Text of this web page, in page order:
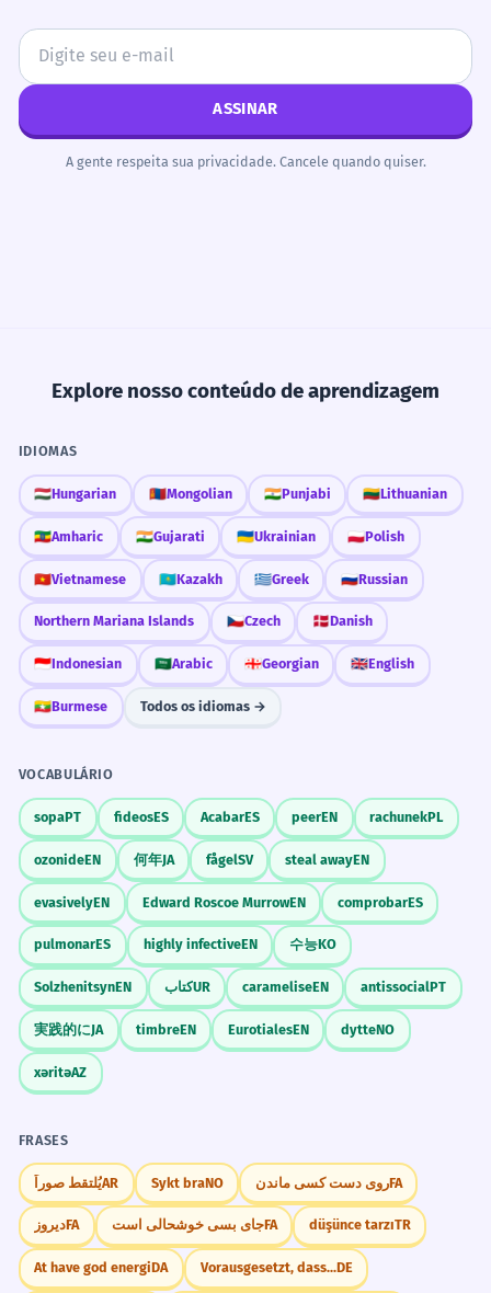
Endereço de e-mail
ASSINAR
A gente respeita sua privacidade. Cancele quando quiser.
Explore nosso conteúdo de aprendizagem
IDIOMAS
🇭🇺Hungarian 🇲🇳Mongolian 🇮🇳Punjabi 🇱🇹Lithuanian
🇪🇹Amharic 🇮🇳Gujarati 🇺🇦Ukrainian 🇵🇱Polish
🇻🇳Vietnamese 🇰🇿Kazakh 🇬🇷Greek 🇷🇺Russian
Northern Mariana Islands 🇨🇿Czech 🇩🇰Danish
🇮🇩Indonesian 🇸🇦Arabic 🇬🇪Georgian 🇬🇧English
🇲🇲Burmese Todos os idiomas →
VOCABULÁRIO
sopaPT fideosES AcabarES peerEN rachunekPL
ozonideEN 何年JA fågelSV steal awayEN
evasivelyEN Edward Roscoe MurrowEN comprobarES
pulmonarES highly infectiveEN 수능KO
SolzhenitsynEN کتابUR carameliseEN antissocialPT
実践的にJA timbreEN EurotialesEN dytteNO
xəritəAZ
FRASES
يُلتقط صوراًAR Sykt braNO روی دست کسی ماندنFA
دیروزFA جای بسی خوشحالی استFA düşünce tarzıTR
At have god energiDA Vorausgesetzt, dass...DE